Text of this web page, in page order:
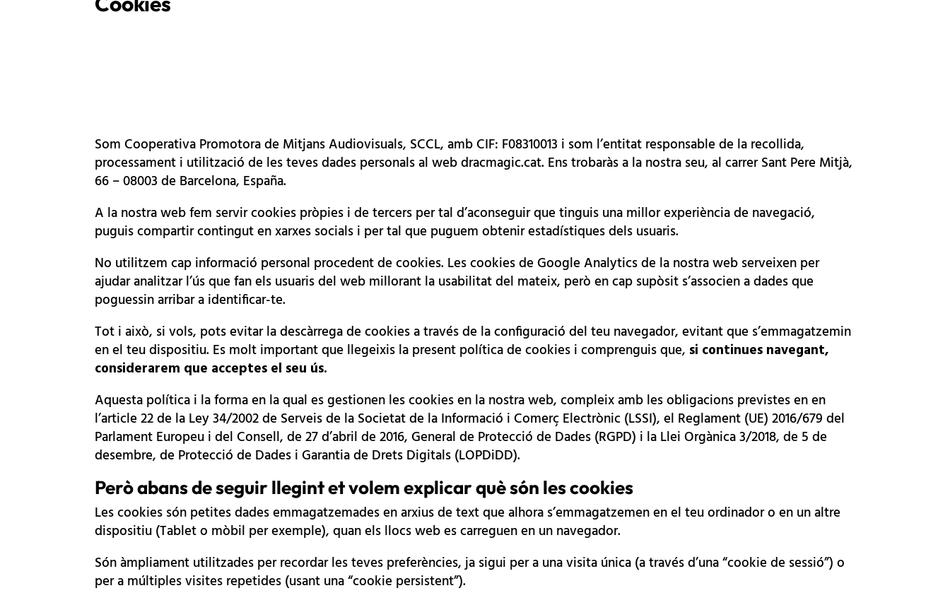
Som Cooperativa Promotora de Mitjans Audiovisuals, SCCL, amb CIF: F08310013 i som l’entitat responsable de la recollida,
processament i utilització de les teves dades personals al web dracmagic.cat. Ens trobaràs a la nostra seu, al carrer Sant Pere Mitjà,
66 – 08003 de Barcelona, España.
A la nostra web fem servir cookies pròpies i de tercers per tal d’aconseguir que tinguis una millor experiència de navegació,
puguis compartir contingut en xarxes socials i per tal que puguem obtenir estadístiques dels usuaris.
No utilitzem cap informació personal procedent de cookies. Les cookies de Google Analytics de la nostra web serveixen per
ajudar analitzar l’ús que fan els usuaris del web millorant la usabilitat del mateix, però en cap supòsit s’associen a dades que
poguessin arribar a identificar-te.
Tot i això, si vols, pots evitar la descàrrega de cookies a través de la configuració del teu navegador, evitant que s’emmagatzemin
en el teu dispositiu. Es molt important que llegeixis la present política de cookies i comprenguis que, si continues navegant,
considerarem que acceptes el seu ús.
Aquesta política i la forma en la qual es gestionen les cookies en la nostra web, compleix amb les obligacions previstes en en
l’article 22 de la Ley 34/2002 de Serveis de la Societat de la Informació i Comerç Electrònic (LSSI), el Reglament (UE) 2016/679 del
Parlament Europeu i del Consell, de 27 d’abril de 2016, General de Protecció de Dades (RGPD) i la Llei Orgànica 3/2018, de 5 de
desembre, de Protecció de Dades i Garantia de Drets Digitals (LOPDiDD).
Però abans de seguir llegint et volem explicar què són les cookies
Les cookies són petites dades emmagatzemades en arxius de text que alhora s’emmagatzemen en el teu ordinador o en un altre
dispositiu (Tablet o mòbil per exemple), quan els llocs web es carreguen en un navegador.
Són àmpliament utilitzades per recordar les teves preferències, ja sigui per a una visita única (a través d’una “cookie de sessió”) o
per a múltiples visites repetides (usant una “cookie persistent”).